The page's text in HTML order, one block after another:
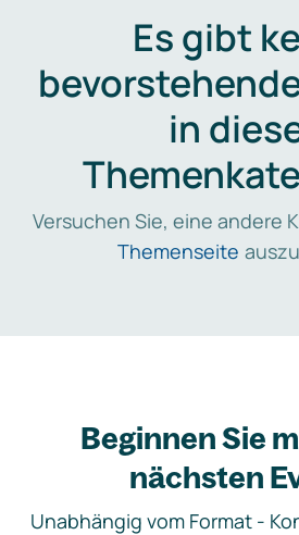
Es gibt
in
Versuchen Sie, eine andere
Themenseite
Beginnen Sie
nächsten
Unabhängig vom Format -